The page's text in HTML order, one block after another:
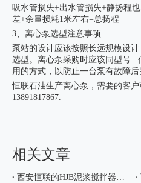
吸水管损失+出水管损失+静扬程
差+余量损耗1米左右=总扬程
3、离心泵选型注意事项
泵站的设计应该按照长远规模设
选型。离心泵采购时应该同型号
用的方式，以防止一台泵有故障后
恒联石油生产离心泵，需要的客
13891817867.
相关文章
西安恒联的HJB泥浆搅拌器完工发货